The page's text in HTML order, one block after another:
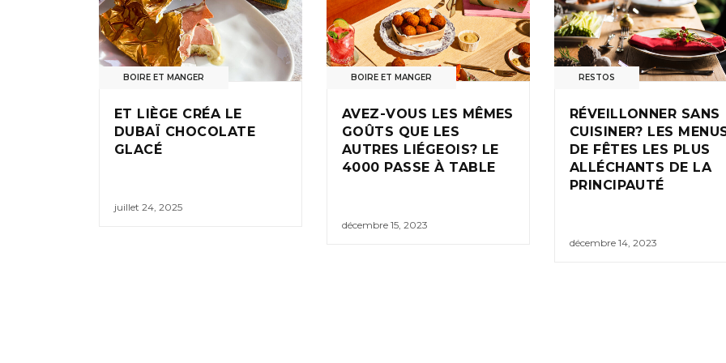
BOIRE ET MANGER
ET LIÈGE CRÉA LE
DUBAÏ CHOCOLATE
GLACÉ
juillet 24, 2025
BOIRE ET MANGER
AVEZ-VOUS LES MÊMES
GOÛTS QUE LES
AUTRES LIÉGEOIS? LE
4000 PASSE À TABLE
décembre 15, 2023
RESTOS
RÉVEILLONNER SANS
CUISINER? LES
DE FÊTES LES PLUS
ALLÉCHANTS DE LA
PRINCIPAUTÉ
décembre 14, 2023